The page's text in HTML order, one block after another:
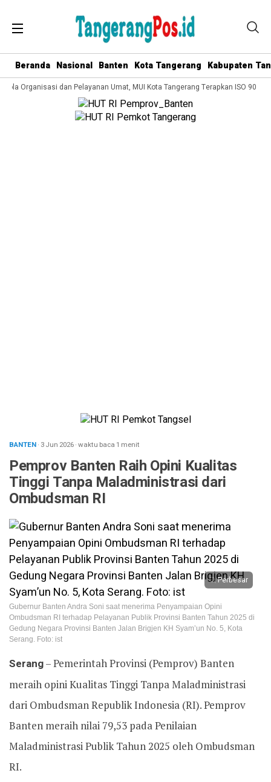
Beranda Nasional Banten Kota Tangerang Kabupaten
Organisasi dan Pelayanan Umat, MUI Kota Tangerang Terapkan ISO
BANTEN· 3 Jun 2026·waktu baca 1 menit
Pemprov Banten Raih Opini Kualitas
Tinggi Tanpa Maladministrasi dari
Ombudsman RI
Perbesar
Gubernur Banten Andra Soni saat menerima Penyampaian Opini
Ombudsman RI terhadap Pelayanan Publik Provinsi Banten Tahun 2025 di
Gedung Negara Provinsi Banten Jalan Brigjen KH Syam’un No. 5, Kota
Serang. Foto: ist
Serang– Pemerintah Provinsi (Pemprov) Banten
meraih opini Kualitas Tinggi Tanpa Maladministrasi
dari Ombudsman Republik Indonesia (RI). Pemprov
Banten meraih nilai 79,53 pada Penilaian
Maladministrasi Publik Tahun 2025 oleh Ombudsman
RI.